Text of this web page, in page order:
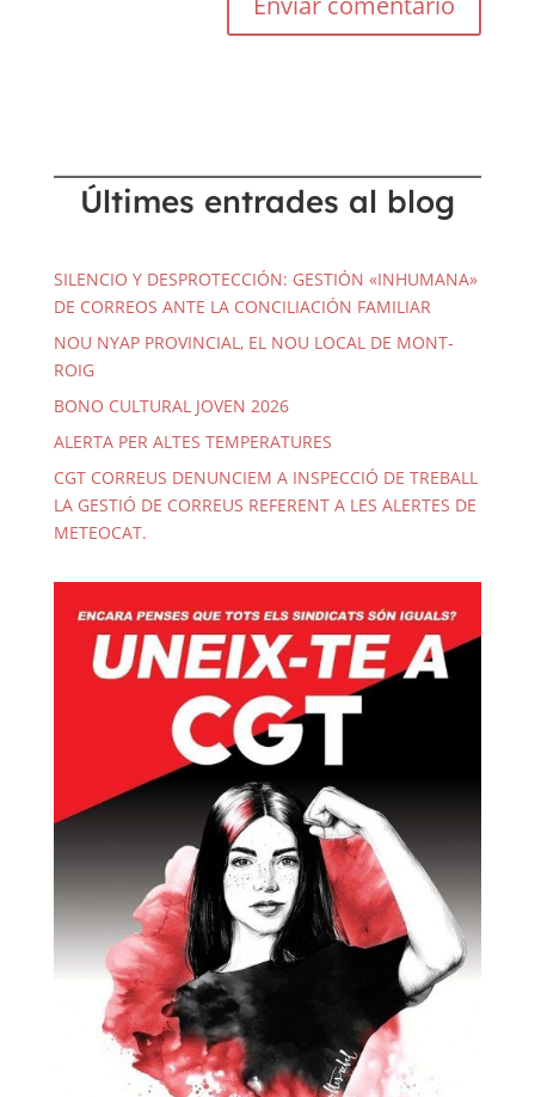
Últimes entrades al blog
SILENCIO Y DESPROTECCIÓN: GESTIÓN «INHUMANA»
DE CORREOS ANTE LA CONCILIACIÓN FAMILIAR
NOU NYAP PROVINCIAL, EL NOU LOCAL DE MONT-
ROIG
BONO CULTURAL JOVEN 2026
ALERTA PER ALTES TEMPERATURES
CGT CORREUS DENUNCIEM A INSPECCIÓ DE TREBALL
LA GESTIÓ DE CORREUS REFERENT A LES ALERTES DE
METEOCAT.